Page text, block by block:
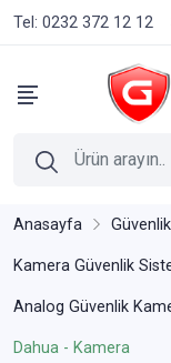
Tel: 0232 372 12 12
Anasayfa
Kamera Güvenlik
Analog Güvenlik
Dahua - Kamera